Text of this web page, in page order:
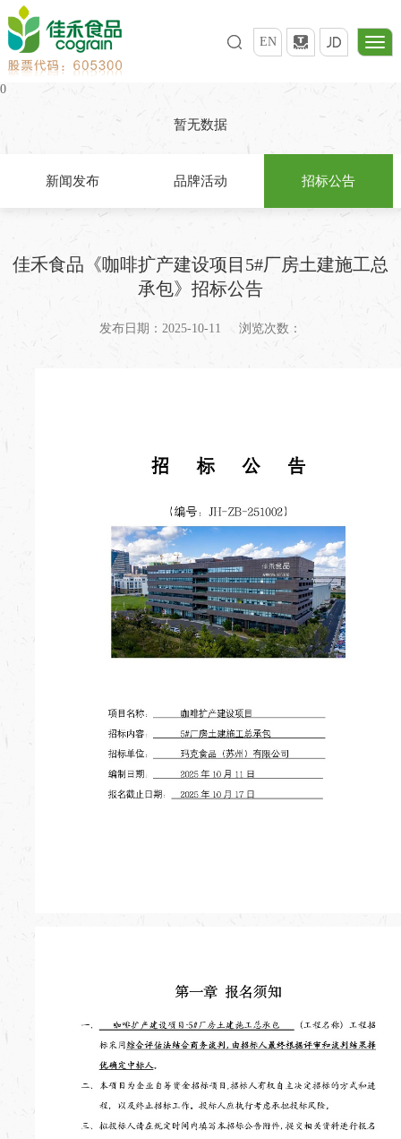
EN
0
暂无数据
新闻发布 品牌活动 招标公告
佳禾食品《咖啡扩产建设项目5#厂房土建施工总
承包》招标公告
发布日期：2025-10-11 浏览次数：